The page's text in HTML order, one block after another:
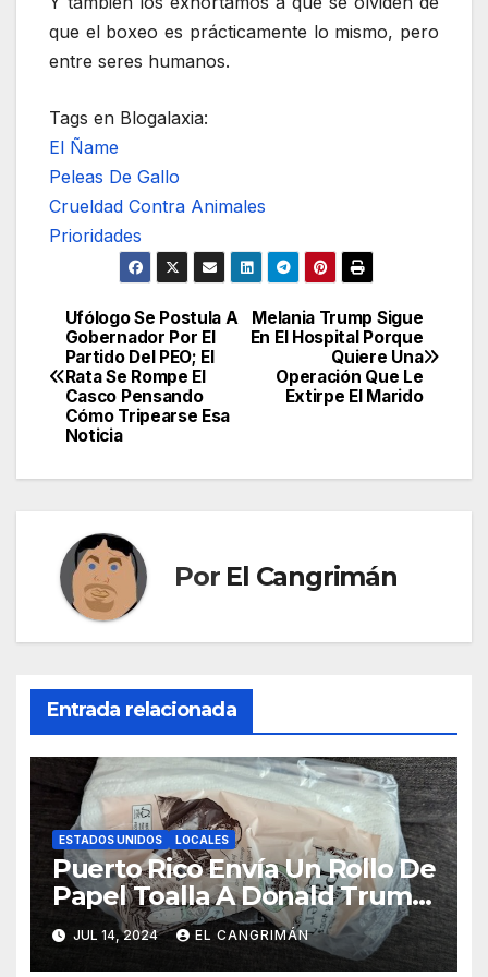
que el boxeo es prácticamente lo mismo, pero
entre seres humanos.
Tags en Blogalaxia:
El Ñame
Peleas De Gallo
Crueldad Contra Animales
Prioridades
Navegación
de
entradas
Melania Trump Sigue
En El Hospital Porque
Quiere Una
Operación Que Le
Extirpe El Marido
Ufólogo Se Postula A
Gobernador Por El
Partido Del PEO; El
Rata Se Rompe El
Casco Pensando
Cómo Tripearse Esa
Noticia
Por El Cangrimán
Entrada relacionada
ESTADOS UNIDOS LOCALES
Puerto Rico Envía Un Rollo De
Papel Toalla A Donald Trump
Pa’ Que Use Las Hojas De
Curita
JUL 14, 2024 EL CANGRIMÁN